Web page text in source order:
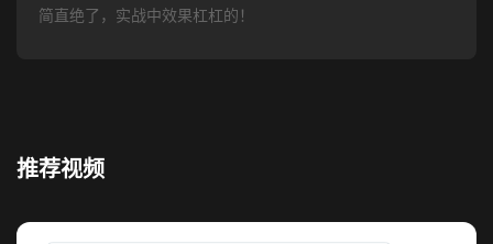
简直绝了，实战中效果杠杠的！
推荐视频